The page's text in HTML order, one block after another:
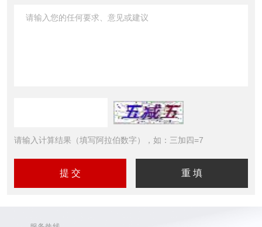
请输入计算结果（填写阿拉伯数字），如：三加四=7